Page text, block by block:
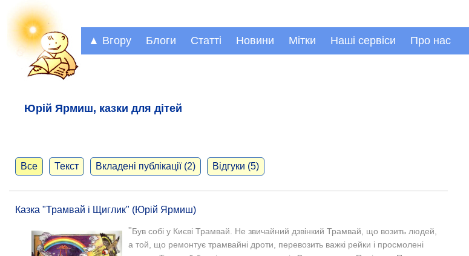
▲ Вгору Блоги Статті Новини Мітки Наші сервіси Про нас
Юрій Ярмиш, казки для дітей
Все Текст Вкладені публікації (2) Відгуки (5)
Казка "Трамвай і Щиглик" (Юрій Ярмиш)
"Був собі у Києві Трамвай. Не звичайний дзвінкий Трамвай, що возить людей,
а той, що ремонтує трамвайні дроти, перевозить важкі рейки і просмолені